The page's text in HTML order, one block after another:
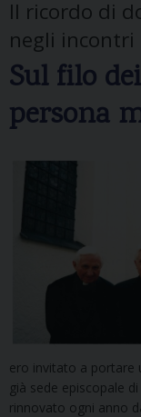
Il ricordo di
negli incontri
Sul filo
persona
ero invitato a portare
già sede episcopale
rinnovato ogni anno